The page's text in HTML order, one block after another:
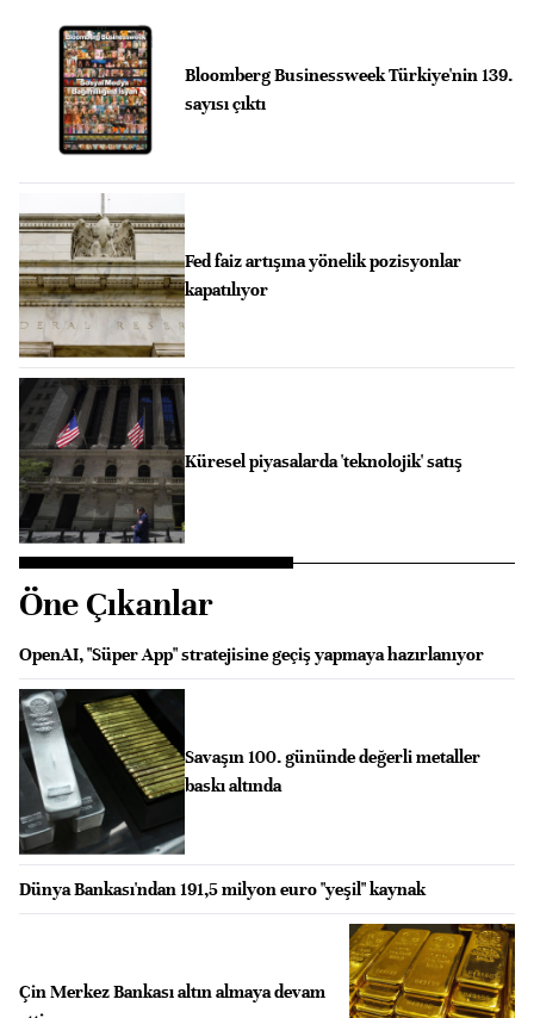
Bloomberg Businessweek Türkiye'nin 139.
sayısı çıktı
Fed faiz artışına yönelik pozisyonlar
kapatılıyor
Küresel piyasalarda 'teknolojik' satış
Öne Çıkanlar
OpenAI, "Süper App" stratejisine geçiş yapmaya hazırlanıyor
Savaşın 100. gününde değerli metaller
baskı altında
Dünya Bankası'ndan 191,5 milyon euro "yeşil" kaynak
Çin Merkez Bankası altın almaya devam